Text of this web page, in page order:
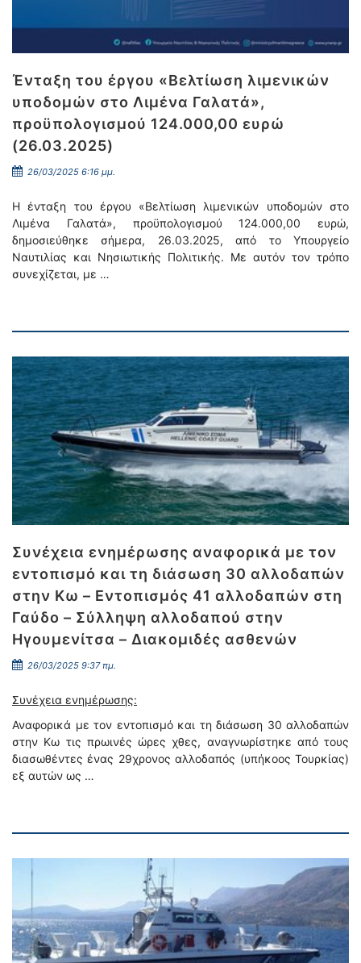
Ένταξη του έργου «Βελτίωση λιμενικών
υποδομών στο Λιμένα Γαλατά»,
προϋπολογισμού 124.000,00 ευρώ
(26.03.2025)
26/03/2025 6:16 μμ.
Η ένταξη του έργου «Βελτίωση λιμενικών υποδομών στο
Λιμένα Γαλατά», προϋπολογισμού 124.000,00 ευρώ,
δημοσιεύθηκε σήμερα, 26.03.2025, από το Υπουργείο
Ναυτιλίας και Νησιωτικής Πολιτικής. Με αυτόν τον τρόπο
συνεχίζεται, με …
Συνέχεια ενημέρωσης αναφορικά με τον
εντοπισμό και τη διάσωση 30 αλλοδαπών
στην Κω – Εντοπισμός 41 αλλοδαπών στη
Γαύδο – Σύλληψη αλλοδαπού στην
Ηγουμενίτσα – Διακομιδές ασθενών
26/03/2025 9:37 πμ.
Συνέχεια ενημέρωσης:
Αναφορικά με τον εντοπισμό και τη διάσωση 30 αλλοδαπών
στην Κω τις πρωινές ώρες χθες, αναγνωρίστηκε από τους
διασωθέντες ένας 29χρονος αλλοδαπός (υπήκοος Τουρκίας)
εξ αυτών ως …